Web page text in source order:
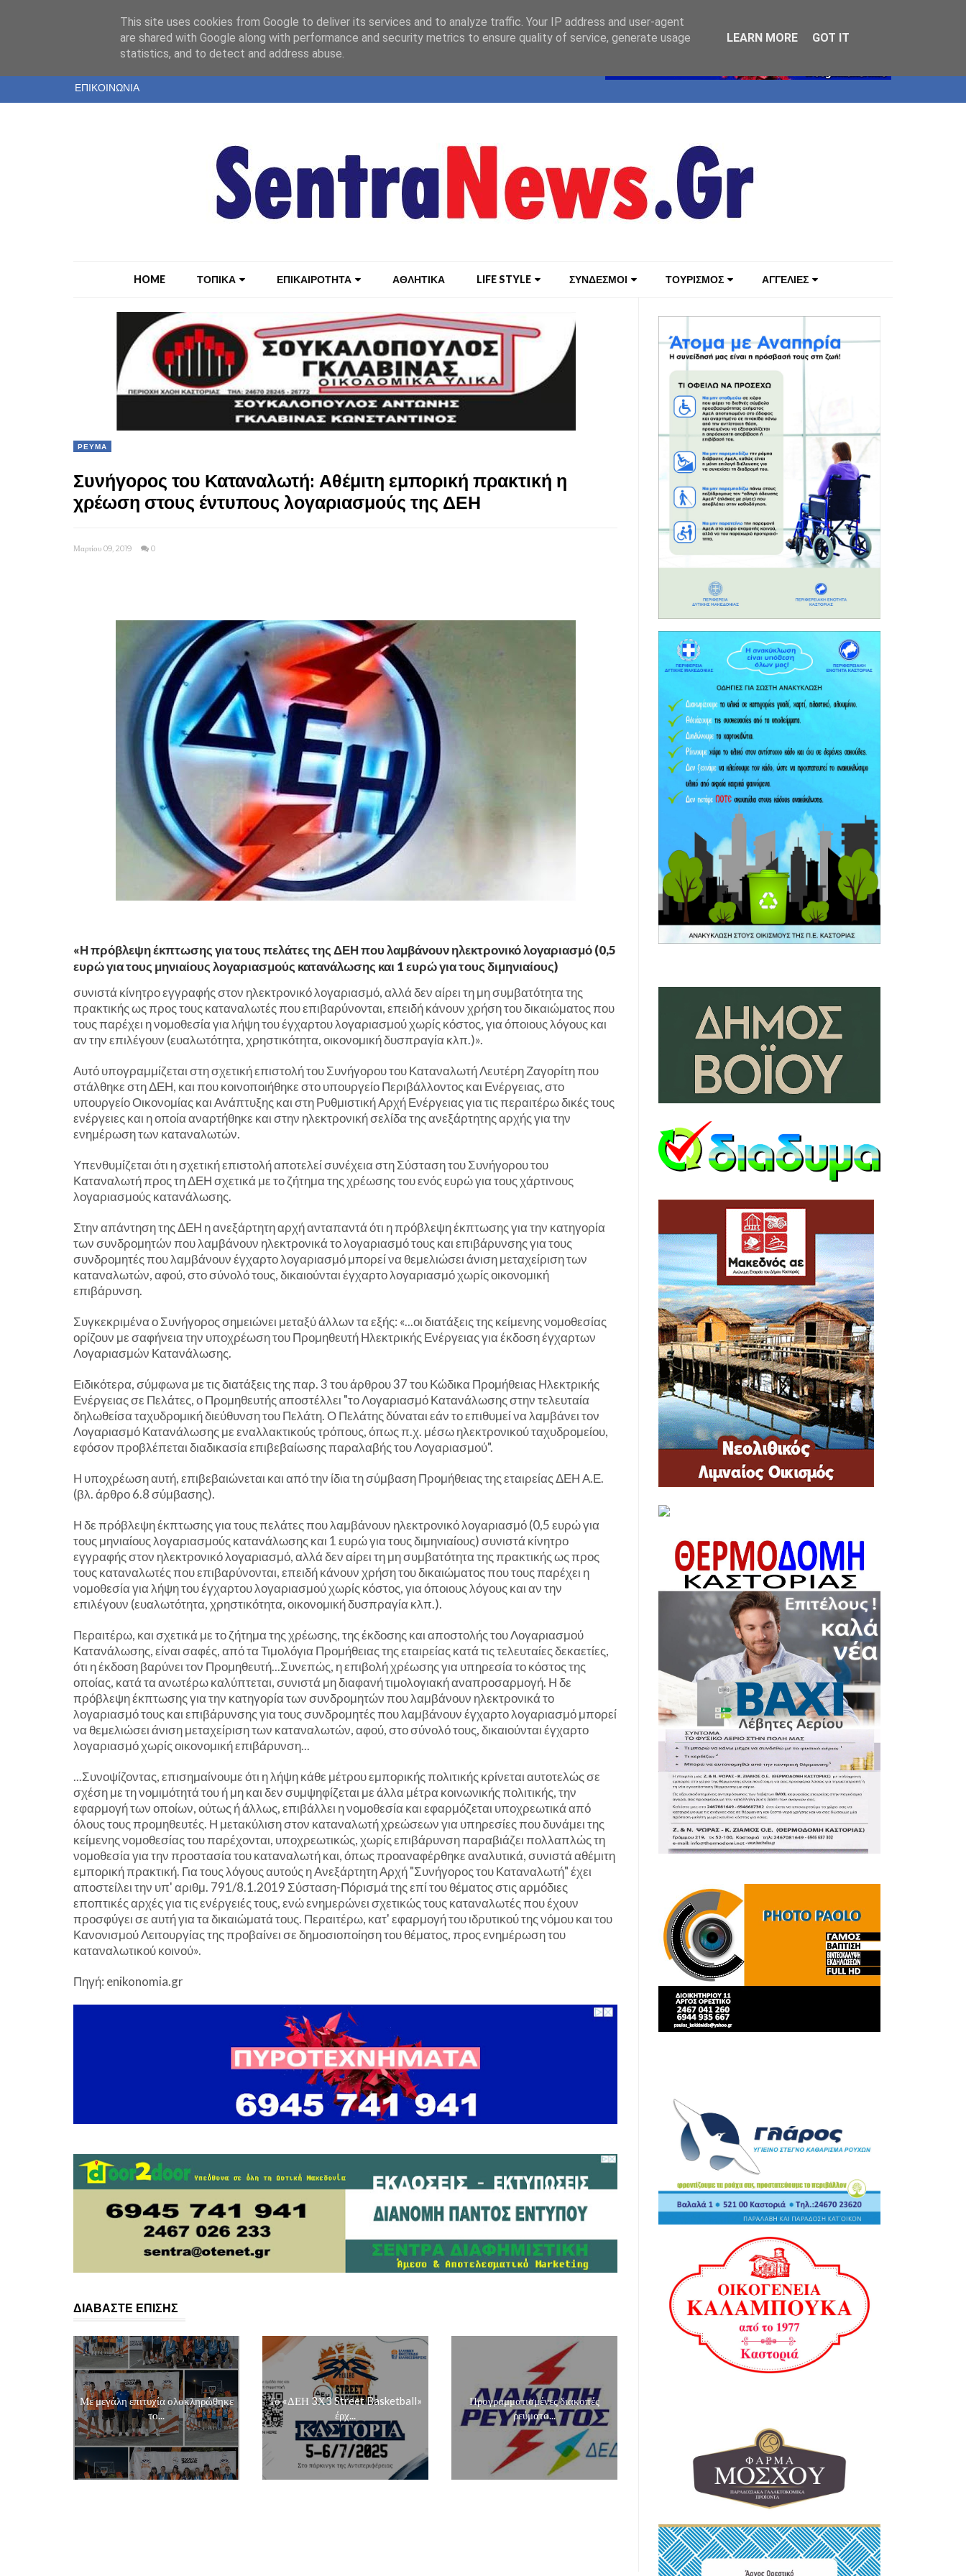
ΤΑΥΤΟΤΗΤΑ
ΕΝΤΥΠΗ ΕΚΔΟΣΗ
ΕΠΙΚΟΙΝΩΝΙΑ
HOME ΤΟΠΙΚΑ ΕΠΙΚΑΙΡΟΤΗΤΑ ΑΘΛΗΤΙΚΑ LIFE STYLE ΣΥΝΔΕΣΜΟΙ ΤΟΥΡΙΣΜΟΣ ΑΓΓΕΛΙΕΣ
ΡΕΥΜΑ
Συνήγορος του Καταναλωτή: Αθέμιτη εμπορική πρακτική η
χρέωση στους έντυπους λογαριασμούς της ΔΕΗ
Μαρτίου 09, 2019 0
«Η πρόβλεψη έκπτωσης για τους πελάτες της ΔΕΗ που λαμβάνουν ηλεκτρονικό λογαριασμό (0,5
ευρώ για τους μηνιαίους λογαριασμούς κατανάλωσης και 1 ευρώ για τους διμηνιαίους)
συνιστά κίνητρο εγγραφής στον ηλεκτρονικό λογαριασμό, αλλά δεν αίρει τη μη συμβατότητα της
πρακτικής ως προς τους καταναλωτές που επιβαρύνονται, επειδή κάνουν χρήση του δικαιώματος που
τους παρέχει η νομοθεσία για λήψη του έγχαρτου λογαριασμού χωρίς κόστος, για όποιους λόγους και
αν την επιλέγουν (ευαλωτότητα, χρηστικότητα, οικονομική δυσπραγία κλπ.)».
Αυτό υπογραμμίζεται στη σχετική επιστολή του Συνήγορου του Καταναλωτή Λευτέρη Ζαγορίτη που
στάλθηκε στη ΔΕΗ, και που κοινοποιήθηκε στο υπουργείο Περιβάλλοντος και Ενέργειας, στο
υπουργείο Οικονομίας και Ανάπτυξης και στη Ρυθμιστική Αρχή Ενέργειας για τις περαιτέρω δικές τους
ενέργειες και η οποία αναρτήθηκε και στην ηλεκτρονική σελίδα της ανεξάρτητης αρχής για την
ενημέρωση των καταναλωτών.
Υπενθυμίζεται ότι η σχετική επιστολή αποτελεί συνέχεια στη Σύσταση του Συνήγορου του
Καταναλωτή προς τη ΔΕΗ σχετικά με το ζήτημα της χρέωσης του ενός ευρώ για τους χάρτινους
λογαριασμούς κατανάλωσης.
Στην απάντηση της ΔΕΗ η ανεξάρτητη αρχή ανταπαντά ότι η πρόβλεψη έκπτωσης για την κατηγορία
των συνδρομητών που λαμβάνουν ηλεκτρονικά το λογαριασμό τους και επιβάρυνσης για τους
συνδρομητές που λαμβάνουν έγχαρτο λογαριασμό μπορεί να θεμελιώσει άνιση μεταχείριση των
καταναλωτών, αφού, στο σύνολό τους, δικαιούνται έγχαρτο λογαριασμό χωρίς οικονομική
επιβάρυνση.
Συγκεκριμένα ο Συνήγορος σημειώνει μεταξύ άλλων τα εξής: «...οι διατάξεις της κείμενης νομοθεσίας
ορίζουν με σαφήνεια την υποχρέωση του Προμηθευτή Ηλεκτρικής Ενέργειας για έκδοση έγχαρτων
Λογαριασμών Κατανάλωσης.
Ειδικότερα, σύμφωνα με τις διατάξεις της παρ. 3 του άρθρου 37 του Κώδικα Προμήθειας Ηλεκτρικής
Ενέργειας σε Πελάτες, ο Προμηθευτής αποστέλλει "το Λογαριασμό Κατανάλωσης στην τελευταία
δηλωθείσα ταχυδρομική διεύθυνση του Πελάτη. Ο Πελάτης δύναται εάν το επιθυμεί να λαμβάνει τον
Λογαριασμό Κατανάλωσης με εναλλακτικούς τρόπους, όπως π.χ. μέσω ηλεκτρονικού ταχυδρομείου,
εφόσον προβλέπεται διαδικασία επιβεβαίωσης παραλαβής του Λογαριασμού".
Η υποχρέωση αυτή, επιβεβαιώνεται και από την ίδια τη σύμβαση Προμήθειας της εταιρείας ΔΕΗ Α.Ε.
(βλ. άρθρο 6.8 σύμβασης).
Η δε πρόβλεψη έκπτωσης για τους πελάτες που λαμβάνουν ηλεκτρονικό λογαριασμό (0,5 ευρώ για
τους μηνιαίους λογαριασμούς κατανάλωσης και 1 ευρώ για τους διμηνιαίους) συνιστά κίνητρο
εγγραφής στον ηλεκτρονικό λογαριασμό, αλλά δεν αίρει τη μη συμβατότητα της πρακτικής ως προς
τους καταναλωτές που επιβαρύνονται, επειδή κάνουν χρήση του δικαιώματος που τους παρέχει η
νομοθεσία για λήψη του έγχαρτου λογαριασμού χωρίς κόστος, για όποιους λόγους και αν την
επιλέγουν (ευαλωτότητα, χρηστικότητα, οικονομική δυσπραγία κλπ.).
Περαιτέρω, και σχετικά με το ζήτημα της χρέωσης, της έκδοσης και αποστολής του Λογαριασμού
Κατανάλωσης, είναι σαφές, από τα Τιμολόγια Προμήθειας της εταιρείας κατά τις τελευταίες δεκαετίες,
ότι η έκδοση βαρύνει τον Προμηθευτή...Συνεπώς, η επιβολή χρέωσης για υπηρεσία το κόστος της
οποίας, κατά τα ανωτέρω καλύπτεται, συνιστά μη διαφανή τιμολογιακή αναπροσαρμογή. Η δε
πρόβλεψη έκπτωσης για την κατηγορία των συνδρομητών που λαμβάνουν ηλεκτρονικά το
λογαριασμό τους και επιβάρυνσης για τους συνδρομητές που λαμβάνουν έγχαρτο λογαριασμό μπορεί
να θεμελιώσει άνιση μεταχείριση των καταναλωτών, αφού, στο σύνολό τους, δικαιούνται έγχαρτο
λογαριασμό χωρίς οικονομική επιβάρυνση...
...Συνοψίζοντας, επισημαίνουμε ότι η λήψη κάθε μέτρου εμπορικής πολιτικής κρίνεται αυτοτελώς σε
σχέση με τη νομιμότητά του ή μη και δεν συμψηφίζεται με άλλα μέτρα κοινωνικής πολιτικής, την
εφαρμογή των οποίων, ούτως ή άλλως, επιβάλλει η νομοθεσία και εφαρμόζεται υποχρεωτικά από
όλους τους προμηθευτές. Η μετακύλιση στον καταναλωτή χρεώσεων για υπηρεσίες που δυνάμει της
κείμενης νομοθεσίας του παρέχονται, υποχρεωτικώς, χωρίς επιβάρυνση παραβιάζει πολλαπλώς τη
νομοθεσία για την προστασία του καταναλωτή και, όπως προαναφέρθηκε αναλυτικά, συνιστά αθέμιτη
εμπορική πρακτική. Για τους λόγους αυτούς η Ανεξάρτητη Αρχή "Συνήγορος του Καταναλωτή" έχει
αποστείλει την υπ' αριθμ. 791/8.1.2019 Σύσταση-Πόρισμά της επί του θέματος στις αρμόδιες
εποπτικές αρχές για τις ενέργειές τους, ενώ ενημερώνει σχετικώς τους καταναλωτές που έχουν
προσφύγει σε αυτή για τα δικαιώματά τους. Περαιτέρω, κατ' εφαρμογή του ιδρυτικού της νόμου και του
Κανονισμού Λειτουργίας της προβαίνει σε δημοσιοποίηση του θέματος, προς ενημέρωση του
καταναλωτικού κοινού».
Πηγή: enikonomia.gr
ΔΙΑΒΑΣΤΕ ΕΠΙΣΗΣ
Με μεγάλη επιτυχία ολοκληρώθηκε
το...
Το «ΔΕΗ 3Χ3 Street Basketball»
έρχ...
Προγραμματισμένες διακοπές
ρεύματο...
This site uses cookies from Google to deliver its services and to analyze traffic. Your IP address and user-agent
are shared with Google along with performance and security metrics to ensure quality of service, generate usage
statistics, and to detect and address abuse.
LEARN MORE GOT IT